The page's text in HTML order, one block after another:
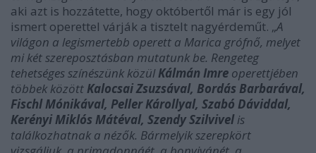
aki azt is hozzátette, hogy októbertől már is egy jól
ismert operettel várják a tisztelt nagyérdeműt. „A
világon a legismertebb operett a Marica grófnő, melyet
mi két szereposztásban mutatunk be. Rengeteg
tehetséges színészünk közülKálmán Imre operettjében
többek közöttKalocsai Zsuzsával, Bordás Barbarával,
Fischl Mónikával, Peller Károllyal, Szabó Dáviddal,
Kerényi Miklós Mátéval, Szendy Szilvivel is
találkozhatnak a nézők. Bármelyik szerepkört